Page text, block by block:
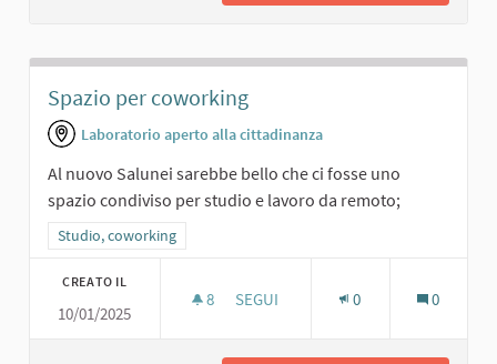
Spazio per coworking
Laboratorio aperto alla cittadinanza
Al nuovo Salunei sarebbe bello che ci fosse uno
spazio condiviso per studio e lavoro da remoto;
Filtra i risultati per categoria: Studio, coworking
Studio, coworking
CREATO IL
10/01/2025
8 8 SOSTENITORI
SEGUI 0 0